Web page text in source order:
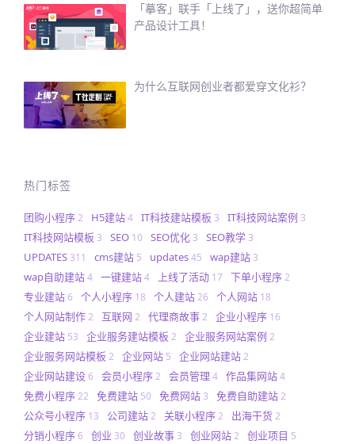
「摹客」联手「上线了」，送你超简单
产品设计工具！
为什么互联网创业者都爱穿文化衫？
热门标签
团购小程序2 H5建站4 IT科技建站模板 3 IT科技网站案例 3
IT科技网站模板 3 SEO 10 SEO优化 3 SEO教学 3
UPDATES 311 cms建站 5 updates45 wap建站 3
wap自助建站4 一键建站4 上线了活动 17 下单小程序2
专业建站6 个人小程序 18 个人建站26 个人网站 18
个人网站制作2 互联网 2 代理商故事2 企业小程序 16
企业建站 53 企业服务建站模板 2 企业服务网站案例 2
企业服务网站模板 2 企业网站 5 企业网站建站2
企业网站建设6 会员小程序2 会员管理 4 作品集网站4
免费小程序22 免费建站 50 免费网站 3 免费自助建站2
公众号小程序 13 公司建站2 关联小程序2 出海干货2
分销小程序6 创业 30 创业故事 3 创业网站2 创业项目 5